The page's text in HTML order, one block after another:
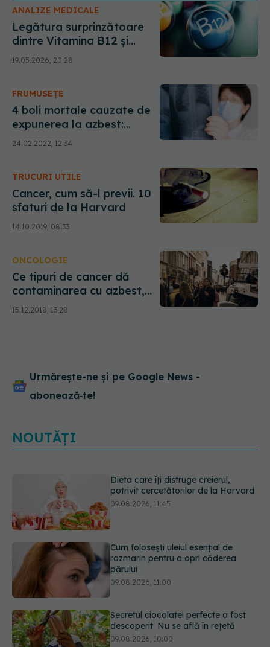
ANALIZE MEDICALE
Legătura surprinzătoare
dintre Vitamina B12 și
cancer. Ce ascund, de fapt,
valorile mari din analize
19.05.2026, 20:28
FRUMUSEȚE
4 boli mortale cauzate de
expunerea la azbest:
ATENȚIE la simptomele pe
care le dă
24.02.2022, 12:34
TRUCURI UTILE
Cancer, cum să-l previi. 10
sfaturi de la Harvard
14.10.2019, 08:33
ONCOLOGIE
Ce tipuri de cancer dă
contaminarea cu azbest,
pericolul uriaș din jurul
15.12.2018, 13:28
Urmărește-ne și pe Google News -
abonează‑te!
NOUTĂȚI
Cum folosești uleiul esențial de
rozmarin pentru a opri căderea
părului
Secretul ciocolatei perfecte a fost
descoperit. Nu se află în rețetă
09.08.2026, 10:00
Plasticul pe care îl folosim zilnic,
legat de ficatul gras. Ce au
descoperit cercetătorii